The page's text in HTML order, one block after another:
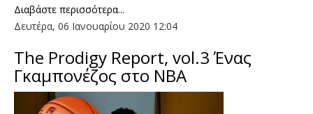
Διαβάστε περισσότερα...
Δευτέρα, 06 Ιανουαρίου 2020 12:04
The Prodigy Report, vol.3 Ένας
Γκαμπονέζος στο ΝΒΑ